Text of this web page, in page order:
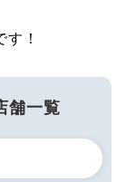
！
舗一覧